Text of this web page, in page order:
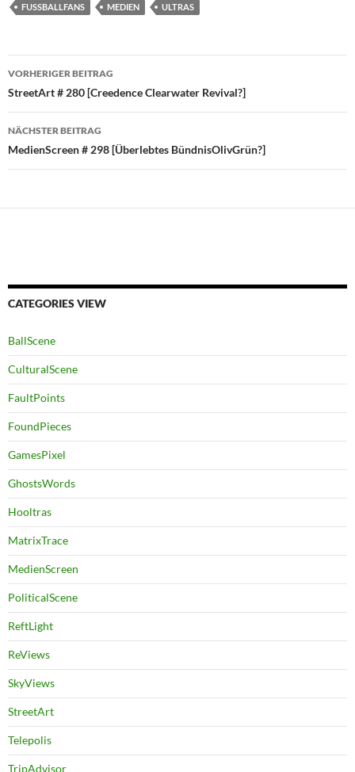
FUSSBALLFANS
MEDIEN ULTRAS
Beitragsnavigation
VORHERIGER BEITRAG
StreetArt # 280 [Creedence Clearwater Revival?]
NÄCHSTER BEITRAG
MedienScreen # 298 [Überlebtes BündnisOlivGrün?]
CATEGORIES VIEW
BallScene
CulturalScene
FaultPoints
FoundPieces
GamesPixel
GhostsWords
Hooltras
MatrixTrace
MedienScreen
PoliticalScene
ReftLight
ReViews
SkyViews
StreetArt
Telepolis
TripAdvisor